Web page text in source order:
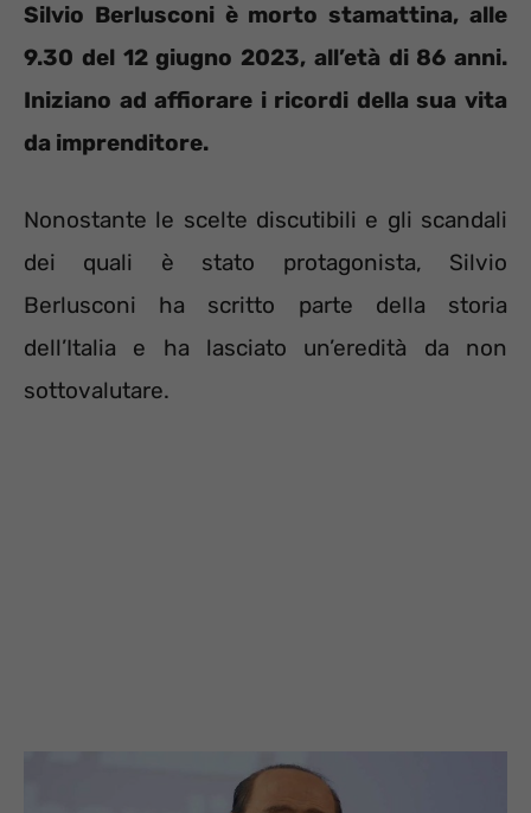
Silvio Berlusconi è morto stamattina, alle
9.30 del 12 giugno 2023, all’età di 86 anni.
Iniziano ad affiorare i ricordi della sua vita
da imprenditore.
Nonostante le scelte discutibili e gli scandali
dei quali è stato protagonista, Silvio
Berlusconi ha scritto parte della storia
dell’Italia e ha lasciato un’eredità da non
sottovalutare.